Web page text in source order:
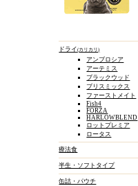
ドライ カリカリ
アンブロシア
アーテミス
ブラックウッド
ブリスミックス
ファーストメイト
Fish4
FORZA
HARLOWBLEND
ロットプレミア
ロータス
療法食
半生・ソフトタイプ
缶詰・パウチ